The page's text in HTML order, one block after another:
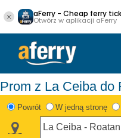
aFerry - Cheap ferry
Otwórz w aplikacji aFerry
Prom z La Ceiba do
Powrót W jedną stronę